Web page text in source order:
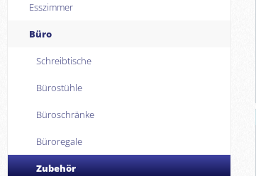
Esszimmer
Büro
Schreibtische
Bürostühle
Büroschränke
Büroregale
Zubehör